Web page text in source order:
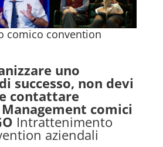
comico convention
uno
successo, non devi
contattare
Management comici
Intrattenimento
aziendali